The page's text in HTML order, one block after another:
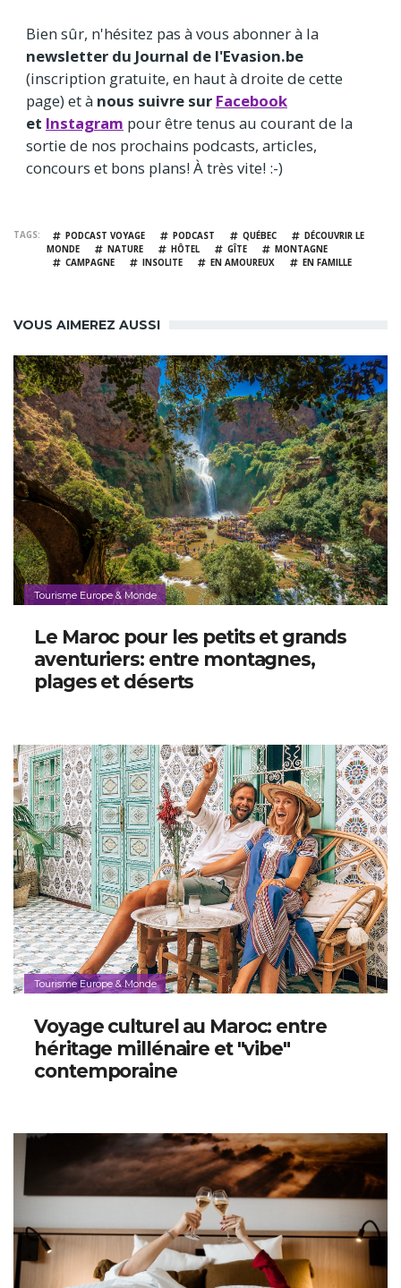
Bien sûr, n'hésitez pas à vous abonner à la
newsletter du Journal de l'Evasion.be
(inscription gratuite, en haut à droite de cette
page) et à nous suivre sur Facebook
et Instagram pour être tenus au courant de la
sortie de nos prochains podcasts, articles,
concours et bons plans! À très vite! :-)
TAGS PODCAST VOYAGE PODCAST QUÉBEC
DÉCOUVRIR LE
MONDE
NATURE HÔTEL GÎTE
MONTAGNE
CAMPAGNE
INSOLITE EN AMOUREUX EN FAMILLE
VOUS AIMEREZ AUSSI
Tourisme Europe & Monde
Le Maroc pour les petits et grands
aventuriers: entre montagnes,
plages et déserts
Tourisme Europe & Monde
Voyage culturel au Maroc: entre
héritage millénaire et "vibe"
contemporaine